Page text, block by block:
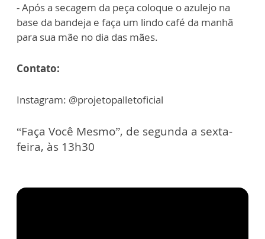
- Após a secagem da peça coloque o azulejo na
base da bandeja e faça um lindo café da manhã
para sua mãe no dia das mães.
Contato:
Instagram: @projetopalletoficial
“Faça Você Mesmo”, de segunda a sexta-
feira, às 13h30